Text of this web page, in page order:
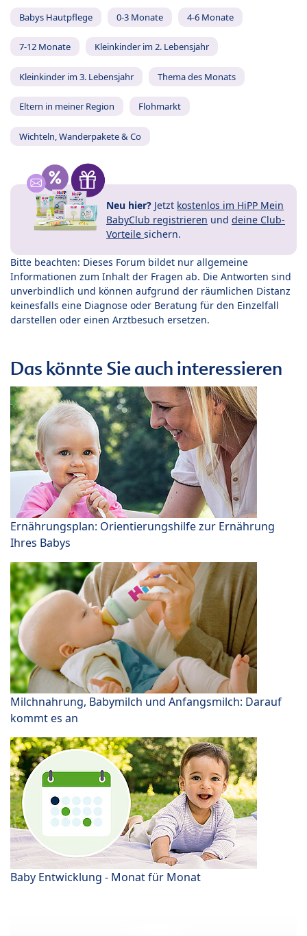
Babys Hautpflege 0-3 Monate 4-6 Monate
7-12 Monate Kleinkinder im 2. Lebensjahr
Kleinkinder im 3. Lebensjahr Thema des Monats
Eltern in meiner Region Flohmarkt
Wichteln, Wanderpakete & Co
Neu hier? Jetzt kostenlos im HiPP Mein
BabyClub registrieren und deine Club-
Vorteile sichern.
Bitte beachten: Dieses Forum bildet nur allgemeine
Informationen zum Inhalt der Fragen ab. Die Antworten sind
unverbindlich und können aufgrund der räumlichen Distanz
keinesfalls eine Diagnose oder Beratung für den Einzelfall
darstellen oder einen Arztbesuch ersetzen.
Das könnte Sie auch interessieren
Ernährungsplan: Orientierungshilfe zur Ernährung
Ihres Babys
Milchnahrung, Babymilch und Anfangsmilch: Darauf
kommt es an
Baby Entwicklung - Monat für Monat